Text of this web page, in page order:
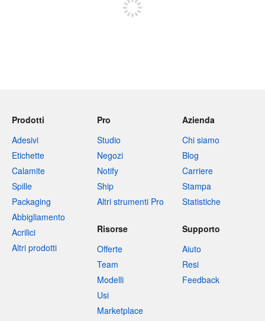
Prodotti
Adesivi
Etichette
Calamite
Spille
Packaging
Abbigliamento
Acrilici
Altri prodotti
Pro
Studio
Negozi
Notify
Ship
Altri strumenti Pro
Azienda
Chi siamo
Blog
Carriere
Stampa
Statistiche
Risorse
Offerte
Team
Modelli
Usi
Marketplace
Supporto
Aiuto
Resi
Feedback